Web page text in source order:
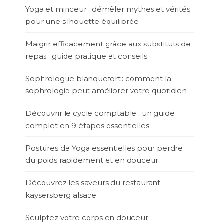
Yoga et minceur : démêler mythes et vérités
pour une silhouette équilibrée
Maigrir efficacement grâce aux substituts de
repas : guide pratique et conseils
Sophrologue blanquefort : comment la
sophrologie peut améliorer votre quotidien
Découvrir le cycle comptable : un guide
complet en 9 étapes essentielles
Postures de Yoga essentielles pour perdre
du poids rapidement et en douceur
Découvrez les saveurs du restaurant
kaysersberg alsace
Sculptez votre corps en douceur :